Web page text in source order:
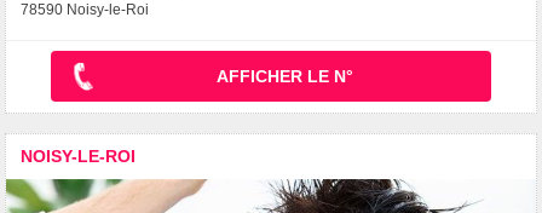
78590 Noisy-le-Roi
AFFICHER LE N°
NOISY-LE-ROI